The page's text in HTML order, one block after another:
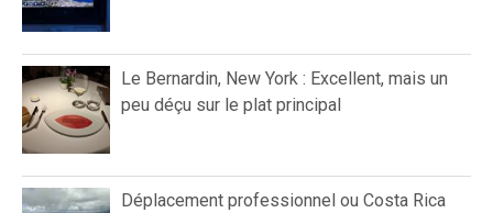
Le Bernardin, New York : Excellent, mais un
peu déçu sur le plat principal
Déplacement professionnel ou Costa Rica